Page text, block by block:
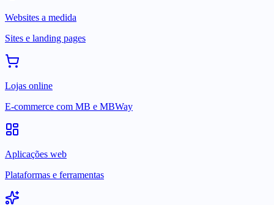
Websites a medida
Sites e landing pages
Lojas online
E-commerce com MB e MBWay
Aplicações web
Plataformas e ferramentas